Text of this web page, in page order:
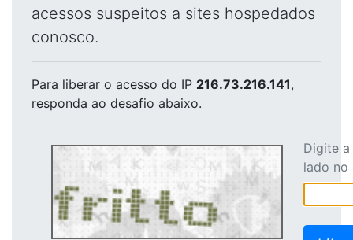
acessos suspeitos a sites hospedados
conosco.
Para liberar o acesso do IP 216.73.216.141,
responda ao desafio abaixo.
Digite
lado no